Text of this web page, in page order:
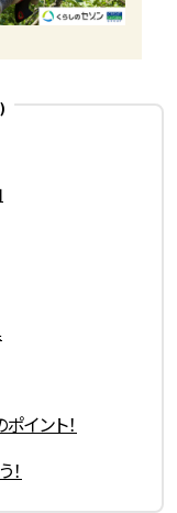
イント！